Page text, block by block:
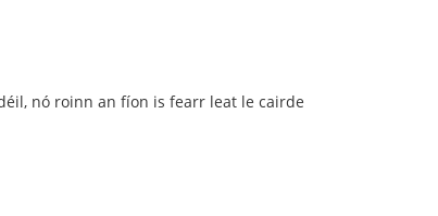
nó roinn an fíon is fearr leat le cairde